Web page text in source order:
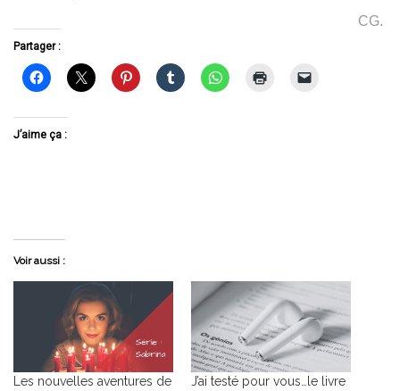
CG.
Partager :
J’aime ça :
Voir aussi :
Les nouvelles aventures de
J’ai testé pour vous…le livre